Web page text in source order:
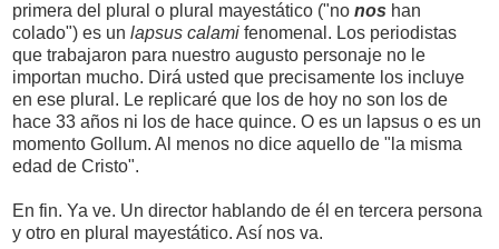
primera del plural o plural mayestático ("no nos han
colado") es un lapsus calami fenomenal. Los periodistas
que trabajaron para nuestro augusto personaje no le
importan mucho. Dirá usted que precisamente los incluye
en ese plural. Le replicaré que los de hoy no son los de
hace 33 años ni los de hace quince. O es un lapsus o es un
momento Gollum. Al menos no dice aquello de "la misma
edad de Cristo".
En fin. Ya ve. Un director hablando de él en tercera persona
y otro en plural mayestático. Así nos va.